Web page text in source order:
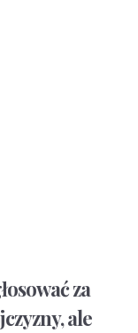
za
ale